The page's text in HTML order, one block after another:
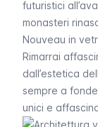
futuristici
monasteri
Nouveau in
Rimarrai
dall’estetica
sempre a
unici e